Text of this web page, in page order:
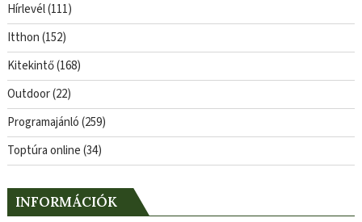
Hírlevél(111)
Itthon(152)
Kitekintő(168)
Outdoor(22)
Programajánló(259)
Toptúra online(34)
INFORMÁCIÓK